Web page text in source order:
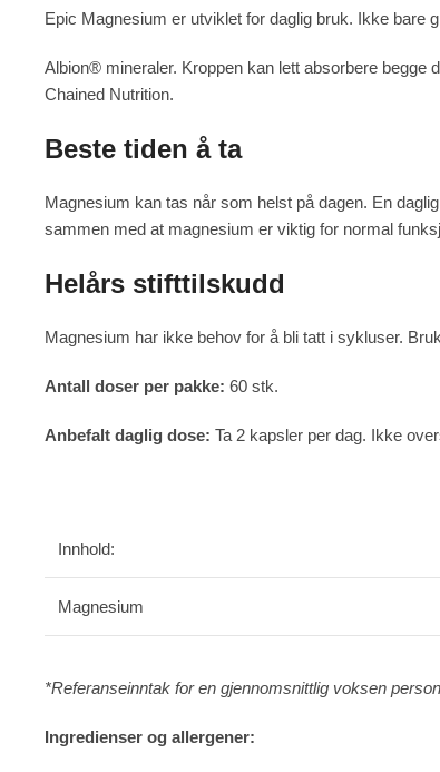
Epic Magnesium er utviklet for daglig bruk. Ikke bare
Albion® mineraler. Kroppen kan lett absorbere
Chained Nutrition.
Beste tiden å ta
Magnesium kan tas når som helst på dagen. En
sammen med at magnesium er viktig for normal
Helårs stifttilskudd
Magnesium har ikke behov for å bli tatt i sykluser.
Antall doser per pakke: 60 stk.
Anbefalt daglig dose: Ta 2 kapsler per dag. Ikke
Innhold:
Magnesium
*Referanseinntak for en gjennomsnittlig voksen
Ingredienser og allergener: